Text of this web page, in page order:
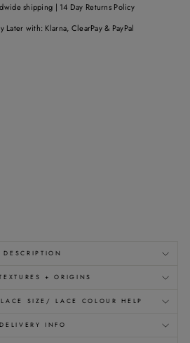
shipping | 14 Day Returns Policy
Later with: Klarna, ClearPay & PayPal
DESCRIPTION
+ ORIGINS
SIZE/ LACE COLOUR HELP
DELIVERY INFO